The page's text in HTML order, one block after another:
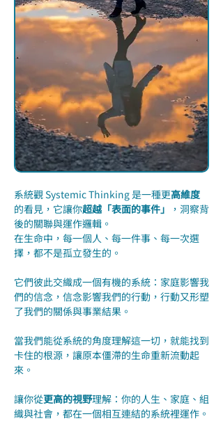
系統觀 Systemic Thinking 是一種更高維度
的看見，它讓你超越「表面的事件」
，洞察背
後的關聯與運作邏輯。
在生命中，每一個人、每一件事、每一次選
擇，都不是孤立發生的。
它們彼此交織成一個有機的系統：家庭影響我
們的信念，信念影響我們的行動，行動又形塑
了我們的關係與事業結果。
當我們能從系統的角度理解這一切，就能找到
卡住的根源，讓原本僵滯的生命重新流動起
來。
讓你從更高的視野理解：你的人生、家庭、組
織與社會，都在一個相互連結的系統裡運作。